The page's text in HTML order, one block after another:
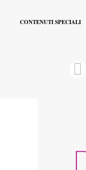
CONTENUTI SPECIALI